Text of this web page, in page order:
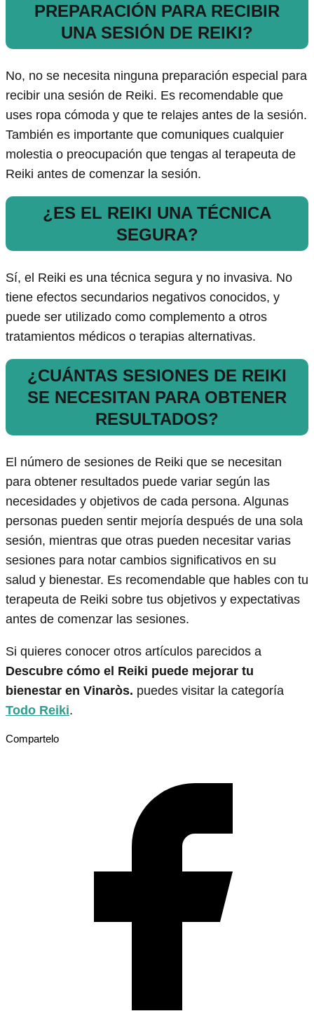
PREPARACIÓN PARA RECIBIR
UNA SESIÓN DE REIKI?
No, no se necesita ninguna preparación especial para
recibir una sesión de Reiki. Es recomendable que
uses ropa cómoda y que te relajes antes de la sesión.
También es importante que comuniques cualquier
molestia o preocupación que tengas al terapeuta de
Reiki antes de comenzar la sesión.
¿ES EL REIKI UNA TÉCNICA
SEGURA?
Sí, el Reiki es una técnica segura y no invasiva. No
tiene efectos secundarios negativos conocidos, y
puede ser utilizado como complemento a otros
tratamientos médicos o terapias alternativas.
¿CUÁNTAS SESIONES DE REIKI
SE NECESITAN PARA OBTENER
RESULTADOS?
El número de sesiones de Reiki que se necesitan
para obtener resultados puede variar según las
necesidades y objetivos de cada persona. Algunas
personas pueden sentir mejoría después de una sola
sesión, mientras que otras pueden necesitar varias
sesiones para notar cambios significativos en su
salud y bienestar. Es recomendable que hables con tu
terapeuta de Reiki sobre tus objetivos y expectativas
antes de comenzar las sesiones.
Si quieres conocer otros artículos parecidos a
Descubre cómo el Reiki puede mejorar tu
bienestar en Vinaròs. puedes visitar la categoría
Todo Reiki.
Compartelo